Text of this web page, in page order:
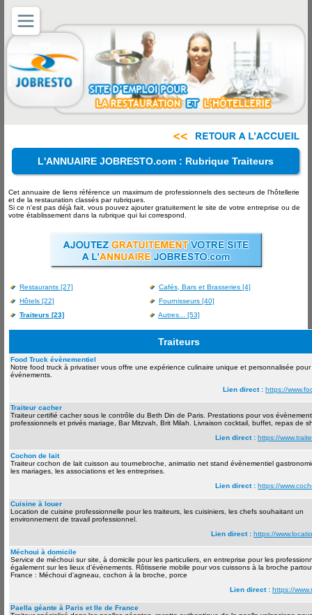
L'ANNUAIRE JOBRESTO.com : Rubrique Traiteurs
Cet annuaire de liens référence un maximum de professionnels des secteurs de l'hôtellerie
et de la restauration classés par rubriques.
Si ce n'est pas déjà fait, vous pouvez ajouter gratuitement le site de votre entreprise ou de
votre établissement dans la rubrique qui lui correspond.
Restaurants [27]
Cafés, Bars et Brasseries [4]
Hôtels [22]
Fournisseurs [40]
Traiteurs [23]
Autres... [53]
Traiteurs
Food Truck évènementiel
Notre food truck à privatiser vous offre une expérience culinaire unique et personnalisée pour
événements.
Lien direct : https://
Traiteur cacher
Traiteur certifié cacher sous le contrôle du Beth Din de Paris. Prestations pour vos
professionnels et privés mariage, Bar Mitzvah, Brit Milah. Livraison cocktail, buffet, repas de
Lien direct : https://
Cochon de lait
Traiteur cochon de lait cuisson au tournebroche, animatio net stand évènementiel
les mariages, les associations et les entreprises.
Lien direct : https://
Cuisine à louer
Location de cuisine professionnelle pour les traiteurs, les cuisiniers, les chefs souhaitant un
environnement de travail professionnel.
Lien direct : https://
Méchoui à domicile
Service de méchoui sur site, à domicile pour les particuliers, en entreprise pour les
également sur les lieux d'évènements. Rôtisserie mobile pour vos cuissons à la broche
France : Méchoui d'agneau, cochon à la broche, porce
Lien direct : https://
Paella géante à Paris et Ile de France